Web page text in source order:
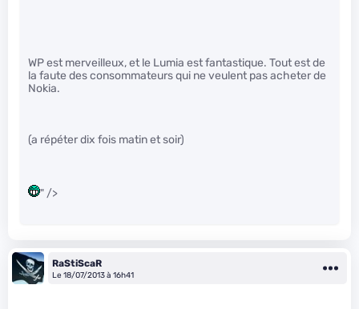
WP est merveilleux, et le Lumia est fantastique. Tout est de
la faute des consommateurs qui ne veulent pas acheter de
Nokia.
(a répéter dix fois matin et soir)
" />
RaStiScaR
Le 18/07/2013 à 16h41